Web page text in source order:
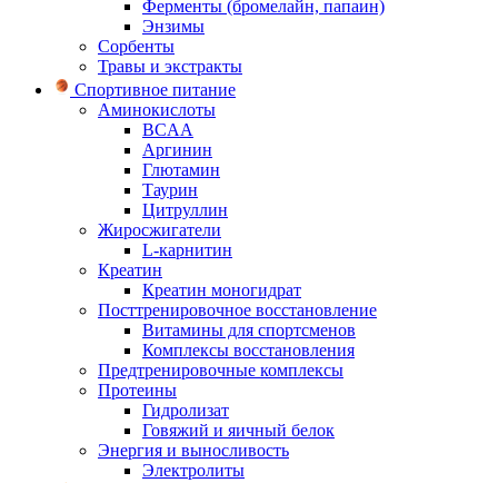
Ферменты (бромелайн, папаин)
Энзимы
Сорбенты
Травы и экстракты
Спортивное питание
Аминокислоты
BCAA
Аргинин
Глютамин
Таурин
Цитруллин
Жиросжигатели
L-карнитин
Креатин
Креатин моногидрат
Посттренировочное восстановление
Витамины для спортсменов
Комплексы восстановления
Предтренировочные комплексы
Протеины
Гидролизат
Говяжий и яичный белок
Энергия и выносливость
Электролиты